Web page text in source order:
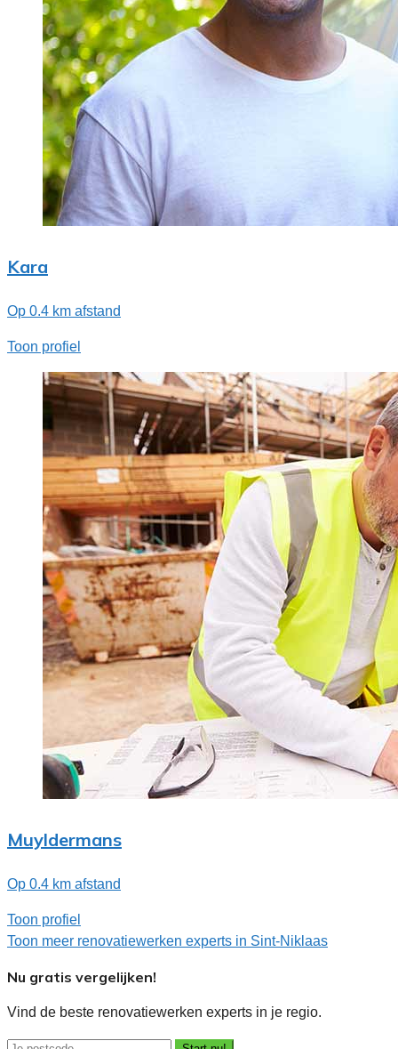
Kara
Op 0.4 km afstand
Toon profiel
Muyldermans
Op 0.4 km afstand
Toon profiel
Toon meer renovatiewerken experts in Sint-Niklaas
Nu gratis vergelijken!
Vind de beste renovatiewerken experts in je regio.